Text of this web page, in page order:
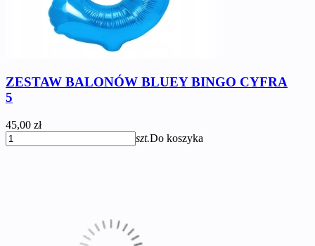
ZESTAW BALONÓW BLUEY BINGO CYFRA
5
45,00 zł
szt.Do koszyka